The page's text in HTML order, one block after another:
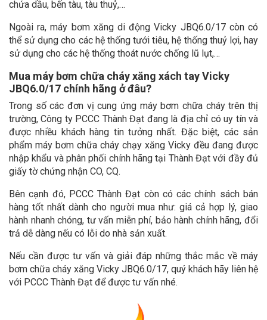
chứa dầu, bến tàu, tàu thuỷ,…
Ngoài ra, máy bơm xăng di động Vicky JBQ6.0/17 còn có
thể sử dụng cho các hệ thống tưới tiêu, hệ thống thuỷ lợi, hay
sử dụng cho các hệ thống thoát nước chống lũ lụt,…
Mua máy bơm chữa cháy xăng xách tay Vicky
JBQ6.0/17 chính hãng ở đâu?
Trong số các đơn vị cung ứng máy bơm chữa cháy trên thị
trường, Công ty PCCC Thành Đạt đang là địa chỉ có uy tín và
được nhiều khách hàng tin tưởng nhất. Đặc biệt, các sản
phẩm máy bơm chữa cháy chạy xăng Vicky đều đang được
nhập khẩu và phân phối chính hãng tại Thành Đạt với đầy đủ
giấy tờ chứng nhận CO, CQ.
Bên cạnh đó, PCCC Thành Đạt còn có các chính sách bán
hàng tốt nhất dành cho người mua như: giá cả hợp lý, giao
hành nhanh chóng, tư vấn miễn phí, bảo hành chính hãng, đổi
trả dễ dàng nếu có lỗi do nhà sản xuất.
Nếu cần được tư vấn và giải đáp những thắc mắc về máy
bơm chữa cháy xăng Vicky JBQ6.0/17, quý khách hãy liên hệ
với PCCC Thành Đạt để được tư vấn nhé.